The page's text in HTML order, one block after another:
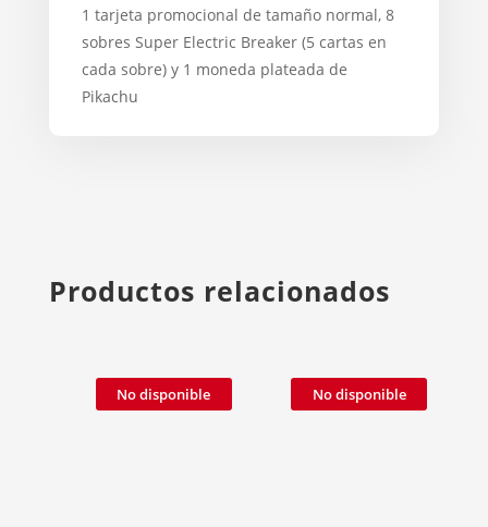
1 tarjeta promocional de tamaño normal, 8
sobres Super Electric Breaker (5 cartas en
cada sobre) y 1 moneda plateada de
Pikachu
Productos relacionados
No disponible No disponible